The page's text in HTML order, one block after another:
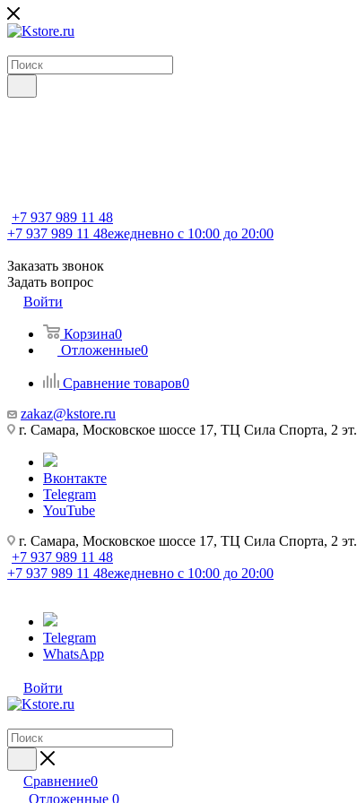
+7 937 989 11 48
+7 937 989 11 48ежедневно с 10:00 до 20:00
Заказать звонок
Задать вопрос
Войти
Корзина0
Отложенные0
Сравнение товаров0
zakaz@kstore.ru
г. Самара, Московское шоссе 17, ТЦ Сила Спорта, 2 эт.
Вконтакте
Telegram
YouTube
г. Самара, Московское шоссе 17, ТЦ Сила Спорта, 2 эт.
+7 937 989 11 48
+7 937 989 11 48ежедневно с 10:00 до 20:00
Telegram
WhatsApp
Войти
Сравнение0
Отложенные 0